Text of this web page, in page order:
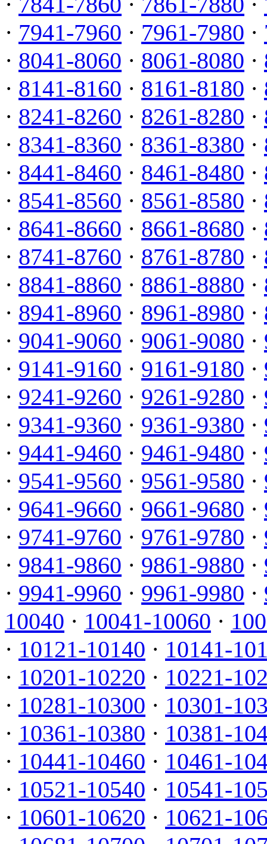
· 7941-7960 · 7961-7980 ·
· 8041-8060 · 8061-8080 ·
· 8141-8160 · 8161-8180 ·
· 8241-8260 · 8261-8280 ·
· 8341-8360 · 8361-8380 ·
· 8441-8460 · 8461-8480 ·
· 8541-8560 · 8561-8580 ·
· 8641-8660 · 8661-8680 ·
· 8741-8760 · 8761-8780 ·
· 8841-8860 · 8861-8880 ·
· 8941-8960 · 8961-8980 ·
· 9041-9060 · 9061-9080 ·
· 9141-9160 · 9161-9180 ·
· 9241-9260 · 9261-9280 ·
· 9341-9360 · 9361-9380 ·
· 9441-9460 · 9461-9480 ·
· 9541-9560 · 9561-9580 ·
· 9641-9660 · 9661-9680 ·
· 9741-9760 · 9761-9780 ·
· 9841-9860 · 9861-9880 ·
· 9941-9960 · 9961-9980 ·
10040 · 10041-10060 ·
· 10121-10140 · 10141-
· 10201-10220 · 10221-
· 10281-10300 · 10301-
· 10361-10380 · 10381-
· 10441-10460 · 10461-
· 10521-10540 · 10541-
· 10601-10620 · 10621-